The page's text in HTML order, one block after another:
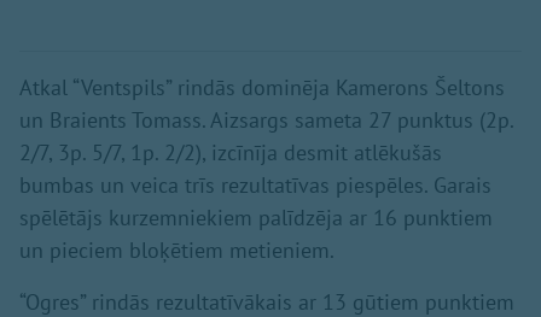
Atkal “Ventspils” rindās dominēja Kamerons Šeltons
un Braients Tomass. Aizsargs sameta 27 punktus (2p.
2/7, 3p. 5/7, 1p. 2/2), izcīnīja desmit atlēkušās
bumbas un veica trīs rezultatīvas piespēles. Garais
spēlētājs kurzemniekiem palīdzēja ar 16 punktiem
un pieciem bloķētiem metieniem.
“Ogres” rindās rezultatīvākais ar 13 gūtiem punktiem